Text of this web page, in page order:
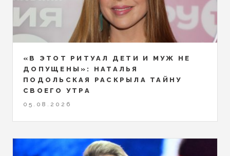
«В ЭТОТ РИТУАЛ ДЕТИ И МУЖ НЕ
ДОПУЩЕНЫ»: НАТАЛЬЯ
ПОДОЛЬСКАЯ РАСКРЫЛА ТАЙНУ
СВОЕГО УТРА
05.08.2026